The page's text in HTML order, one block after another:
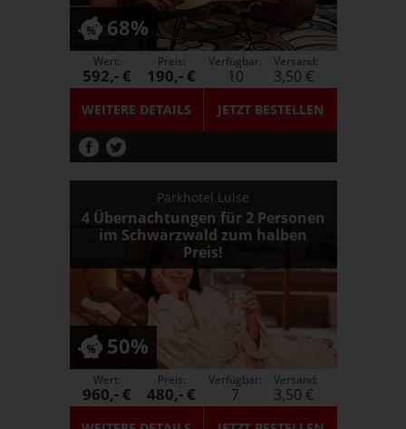
68%
WEITERE DETAILS JETZTBESTELLEN
Wert:
592,- €
Preis:
190,- €
Verfügbar:
10
Versand:
3,50 €
Parkhotel Luise
4 Übernachtungen für 2 Personen
im Schwarzwald zum halben
Preis!
50%
Wert:
960,- €
Preis:
480,- €
Verfügbar:
7
Versand:
3,50 €